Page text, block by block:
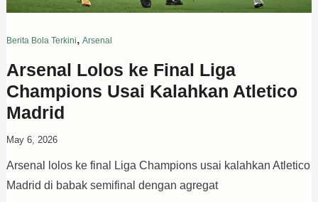
Berita Bola Terkini, Arsenal
Arsenal Lolos ke Final Liga
Champions Usai Kalahkan Atletico
Madrid
May 6, 2026
Arsenal lolos ke final Liga Champions usai kalahkan Atletico
Madrid di babak semifinal dengan agregat